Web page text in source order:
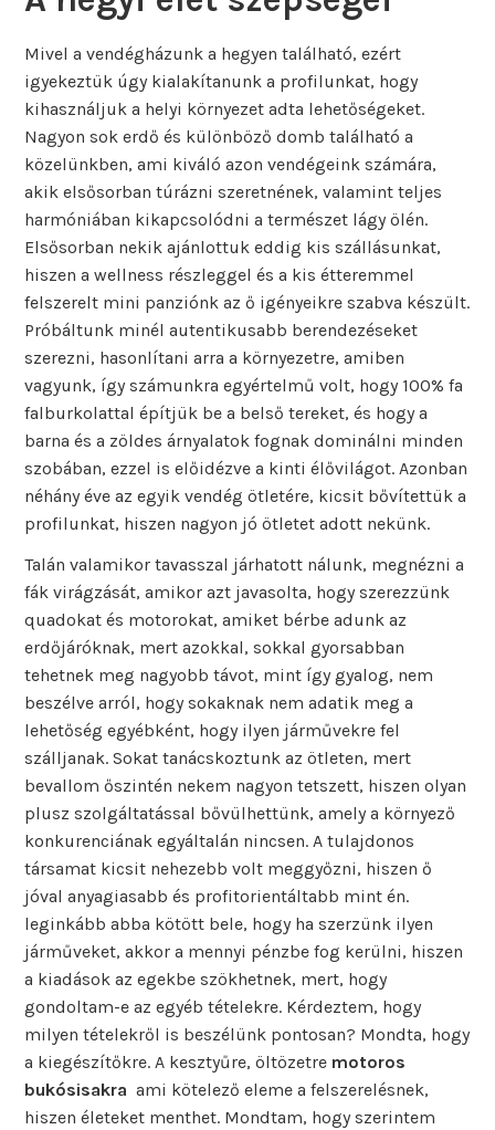
Mivel a vendégházunk a hegyen található, ezért
igyekeztük úgy kialakítanunk a profilunkat, hogy
kihasználjuk a helyi környezet adta lehetőségeket.
Nagyon sok erdő és különböző domb található a
közelünkben, ami kiváló azon vendégeink számára,
akik elsősorban túrázni szeretnének, valamint teljes
harmóniában kikapcsolódni a természet lágy ölén.
Elsősorban nekik ajánlottuk eddig kis szállásunkat,
hiszen a wellness részleggel és a kis étteremmel
felszerelt mini panziónk az ő igényeikre szabva készült.
Próbáltunk minél autentikusabb berendezéseket
szerezni, hasonlítani arra a környezetre, amiben
vagyunk, így számunkra egyértelmű volt, hogy 100% fa
falburkolattal építjük be a belső tereket, és hogy a
barna és a zöldes árnyalatok fognak dominálni minden
szobában, ezzel is előidézve a kinti élővilágot. Azonban
néhány éve az egyik vendég ötletére, kicsit bővítettük a
profilunkat, hiszen nagyon jó ötletet adott nekünk.
Talán valamikor tavasszal járhatott nálunk, megnézni a
fák virágzását, amikor azt javasolta, hogy szerezzünk
quadokat és motorokat, amiket bérbe adunk az
erdőjáróknak, mert azokkal, sokkal gyorsabban
tehetnek meg nagyobb távot, mint így gyalog, nem
beszélve arról, hogy sokaknak nem adatik meg a
lehetőség egyébként, hogy ilyen járművekre fel
szálljanak. Sokat tanácskoztunk az ötleten, mert
bevallom őszintén nekem nagyon tetszett, hiszen olyan
plusz szolgáltatással bővülhettünk, amely a környező
konkurenciának egyáltalán nincsen. A tulajdonos
társamat kicsit nehezebb volt meggyőzni, hiszen ő
jóval anyagiasabb és profitorientáltabb mint én.
leginkább abba kötött bele, hogy ha szerzünk ilyen
járműveket, akkor a mennyi pénzbe fog kerülni, hiszen
a kiadások az egekbe szökhetnek, mert, hogy
gondoltam-e az egyéb tételekre. Kérdeztem, hogy
milyen tételekről is beszélünk pontosan? Mondta, hogy
a kiegészítőkre. A kesztyűre, öltözetre motoros
bukósisakraami kötelező eleme a felszerelésnek,
hiszen életeket menthet. Mondtam, hogy szerintem